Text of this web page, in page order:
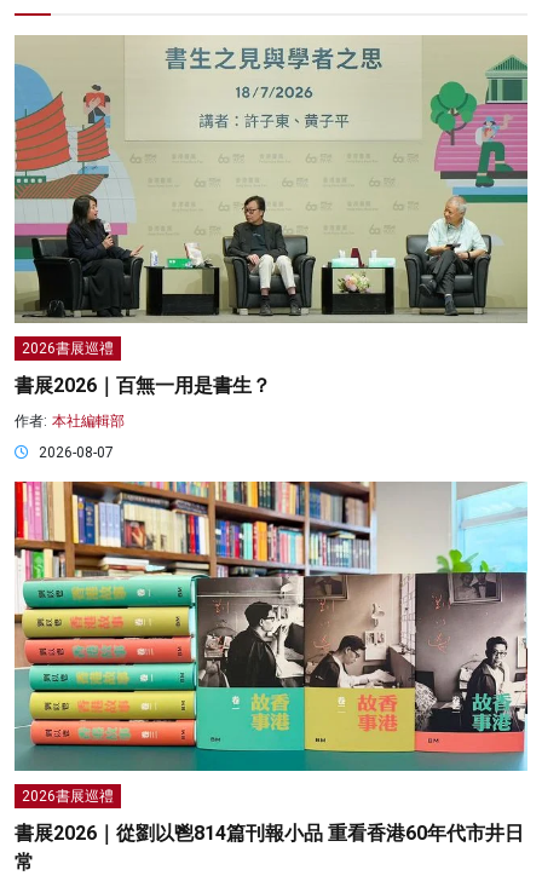
2026書展巡禮
書展2026｜百無一用是書生？
作者: 本社編輯部
2026-08-07
2026書展巡禮
書展2026｜從劉以鬯814篇刊報小品 重看香港60年代市井日
常